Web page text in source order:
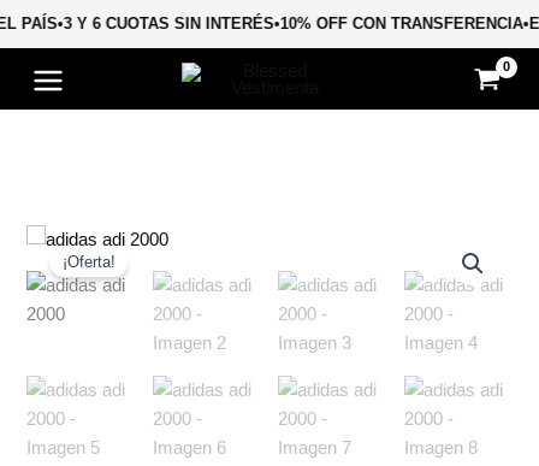
PAÍS•3 Y 6 CUOTAS SIN INTERÉS•10% OFF CON TRANSFERENCIA•
Ir
contenido
¡Oferta!
original
era:
$ 140.000,00.
actual
es:
$ 89.840,00.
adidas
2000
cantidad